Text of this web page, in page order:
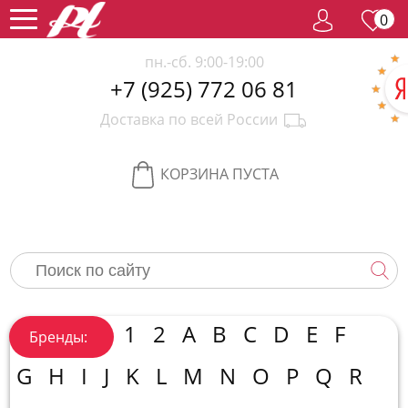
0
пн.-сб. 9:00-19:00
+7 (925) 772 06 81
Доставка по всей России
КОРЗИНА ПУСТА
Бренды: 1 2 A B C D E
F
G
H I J K L M N O P Q
R
Женский
парфюм
Мужской
парфюм
Селективный
косметика
Новинки
Хиты
продаж
Спецпредложение